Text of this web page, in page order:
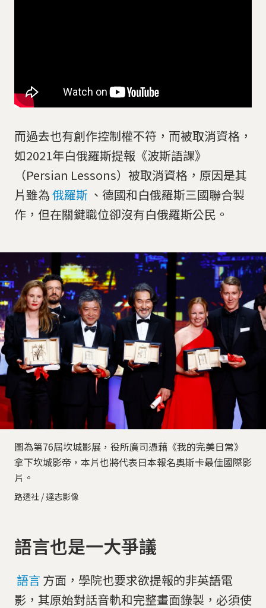
而過去也有創作控制權不符，而被取消資格，
如2021年白俄羅斯提報《波斯語課》
（Persian Lessons）被取消資格，原因是其
片雖為俄羅斯 、德國和白俄羅斯三國聯合製
作，但在關鍵職位卻沒有白俄羅斯公民。
圖為第76屆坎城影展，役所廣司憑藉《我的完美日常》
拿下坎城影帝，本片也將代表日本報名奧斯卡最佳國際影
片。
路透社 / 達志影像
語言也是一大爭議
語言 方面，學院也要求欲提報的非英語電
影，其原始對話音軌和完整畫面錄製，必須使